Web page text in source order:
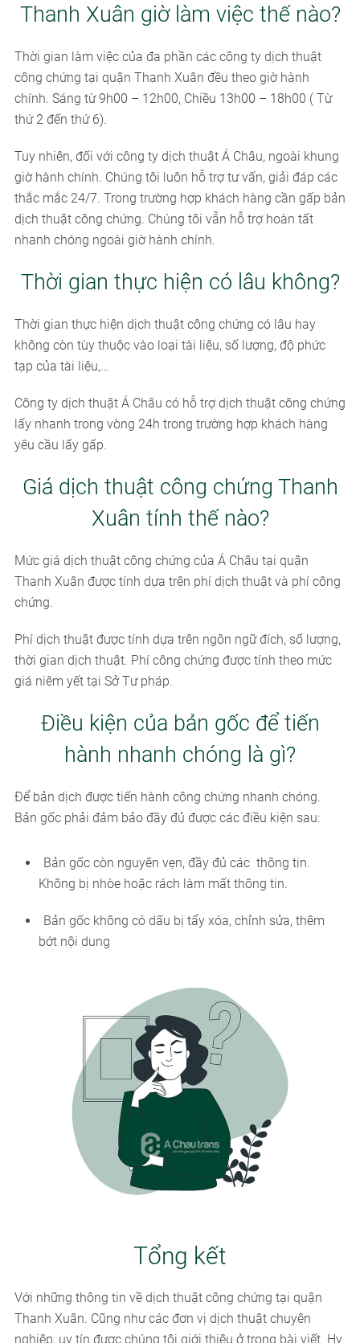
Thanh Xuân giờ làm việc thế nào?
Thời gian làm việc của đa phần các công ty dịch thuật
công chứng tại quận Thanh Xuân đều theo giờ hành
chính. Sáng từ 9h00 – 12h00, Chiều 13h00 – 18h00 ( Từ
thứ 2 đến thứ 6).
Tuy nhiên, đối với công ty dịch thuật Á Châu, ngoài khung
giờ hành chính. Chúng tôi luôn hỗ trợ tư vấn, giải đáp các
thắc mắc 24/7. Trong trường hợp khách hàng cần gấp bản
dịch thuật công chứng. Chúng tôi vẫn hỗ trợ hoàn tất
nhanh chóng ngoài giờ hành chính.
Thời gian thực hiện có lâu không?
Thời gian thực hiện dịch thuật công chứng có lâu hay
không còn tùy thuộc vào loại tài liệu, số lượng, độ phức
tạp của tài liệu,…
Công ty dịch thuật Á Châu có hỗ trợ dịch thuật công chứng
lấy nhanh trong vòng 24h trong trường hợp khách hàng
yêu cầu lấy gấp.
Giá dịch thuật công chứng Thanh
Xuân tính thế nào?
Mức giá dịch thuật công chứng của Á Châu tại quận
Thanh Xuân được tính dựa trên phí dịch thuật và phí công
chứng.
Phí dịch thuật được tính dựa trên ngôn ngữ đích, số lượng,
thời gian dịch thuật. Phí công chứng được tính theo mức
giá niêm yết tại Sở Tư pháp.
Điều kiện của bản gốc để tiến
hành nhanh chóng là gì?
Để bản dịch được tiến hành công chứng nhanh chóng.
Bản gốc phải đảm bảo đầy đủ được các điều kiện sau:
Bản gốc còn nguyên vẹn, đầy đủ các thông tin.
Không bị nhòe hoặc rách làm mất thông tin.
Bản gốc không có dấu bị tẩy xóa, chỉnh sửa, thêm
bớt nội dung
Tổng kết
Với những thông tin về dịch thuật công chứng tại quận
Thanh Xuân. Cũng như các đơn vị dịch thuật chuyên
nghiệp, uy tín được chúng tôi giới thiệu ở trong bài viết. Hy